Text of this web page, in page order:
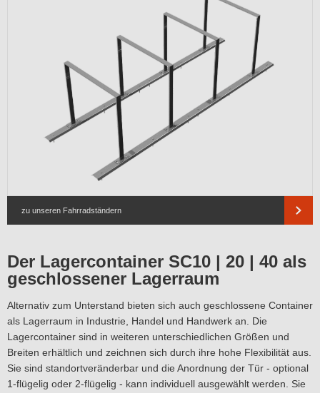
zu unseren Fahrradständern
Der Lagercontainer SC10 | 20 | 40 als
geschlossener Lagerraum
Alternativ zum Unterstand bieten sich auch geschlossene Container
als Lagerraum in Industrie, Handel und Handwerk an. Die
Lagercontainer sind in weiteren unterschiedlichen Größen und
Breiten erhältlich und zeichnen sich durch ihre hohe Flexibilität aus.
Sie sind standortveränderbar und die Anordnung der Tür - optional
1-flügelig oder 2-flügelig - kann individuell ausgewählt werden. Sie